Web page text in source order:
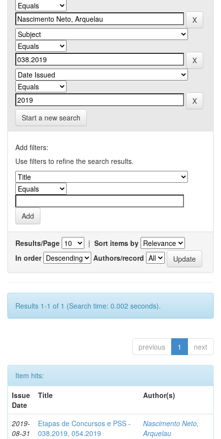
Start a new search
Add filters:
Use filters to refine the search results.
Results/Page | Sort items by
In order
Authors/record
Results 1-1 of 1 (Search time: 0.002 seconds).
previous 1 next
Item hits:
Issue
Date
Title Author(s)
2019-
08-31
Etapas de Concursos e PSS -
038.2019, 054.2019
Nascimento Neto,
Arquelau